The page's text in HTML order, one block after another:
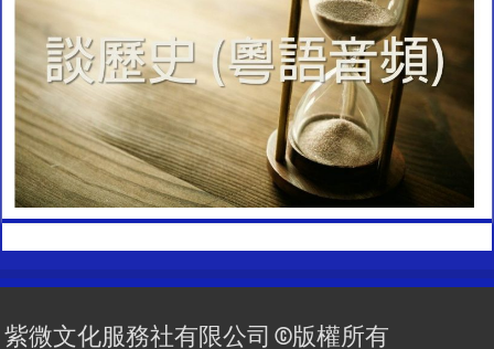
紫微文化服務社有限公司 ©版權所有